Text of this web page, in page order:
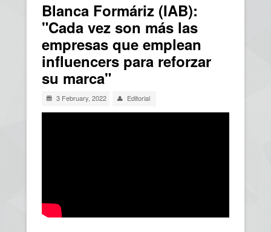
Blanca Formáriz (IAB):
"Cada vez son más las
empresas que emplean
influencers para reforzar
su marca"
3 February, 2022 Editorial